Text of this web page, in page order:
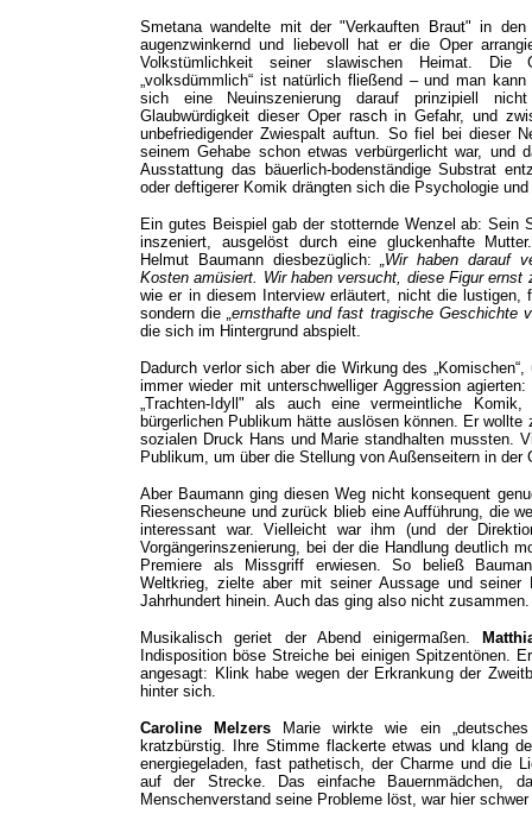
Smetana wandelte mit der "Verkauften Braut" in
augenzwinkernd und liebevoll hat er die Oper
Volkstümlichkeit seiner slawischen Heimat. Die
„volksdümmlich“ ist natürlich fließend – und man
sich eine Neuinszenierung darauf prinzipiell
Glaubwürdigkeit dieser Oper rasch in Gefahr, und
unbefriedigender Zwiespalt auftun. So fiel bei dieser
seinem Gehabe schon etwas verbürgerlicht war, und
Ausstattung das bäuerlich-bodenständige Substrat
oder deftigerer Komik drängten sich die Psychologie
Ein gutes Beispiel gab der stotternde Wenzel ab: Sein
inszeniert, ausgelöst durch eine gluckenhafte
Helmut Baumann diesbezüglich:„Wir haben darauf
Kosten amüsiert. Wir haben versucht, diese Figur ernst
wie er in diesem Interview erläutert, nicht die lustigen,
sondern die„ernsthafte und fast tragische Geschichte
die sich im Hintergrund abspielt.
Dadurch verlor sich aber die Wirkung des
immer wieder mit unterschwelliger Aggression
„Trachten-Idyll" als auch eine vermeintliche
bürgerlichen Publikum hätte auslösen können. Er
sozialen Druck Hans und Marie standhalten mussten.
Publikum, um über die Stellung von Außenseitern in der
Aber Baumann ging diesen Weg nicht konsequent
Riesenscheune und zurück blieb eine Aufführung, die
interessant war. Vielleicht war ihm (und der
Vorgängerinszenierung, bei der die Handlung deutlich
Premiere als Missgriff erwiesen. So beließ
Weltkrieg, zielte aber mit seiner Aussage und
Jahrhundert hinein. Auch das ging also nicht zusammen.
Musikalisch geriet der Abend einigermaßen.
Indisposition böse Streiche bei einigen Spitzentönen.
angesagt: Klink habe wegen der Erkrankung der
hinter sich.
Caroline Melzers Marie wirkte wie ein „deutsches
kratzbürstig. Ihre Stimme flackerte etwas und klang
energiegeladen, fast pathetisch, der Charme und die
auf der Strecke. Das einfache Bauernmädchen,
Menschenverstand seine Probleme löst, war hier